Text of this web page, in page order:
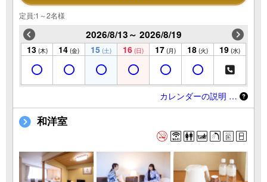
定員:1～2名様
2026/8/13～ 2026/8/19
13 (木) 14 (金) 15 (土) 16 (日) 17 (月) 18 (火) 19 (水)
カレンダーの説明 …
和洋室